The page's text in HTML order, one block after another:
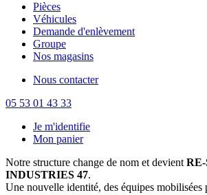
Pièces
Véhicules
Demande d'enlèvement
Groupe
Nos magasins
Nous contacter
05 53 01 43 33
Je m'identifie
Mon panier
Notre structure change de nom et devient
INDUSTRIES 47.
Une nouvelle identité, des équipes mobilisées